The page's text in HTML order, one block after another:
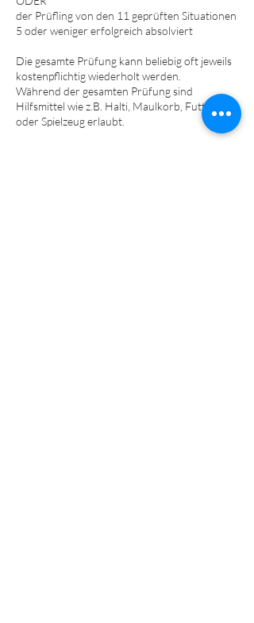
der Prüfling von den 11 geprüften Situationen
5 oder weniger erfolgreich absolviert
Die gesamte Prüfung kann beliebig oft jeweils
kostenpflichtig wiederholt werden.
Während der gesamten Prüfung sind
Hilfsmittel wie z.B. Halti, Maulkorb, Futter
oder Spielzeug erlaubt.